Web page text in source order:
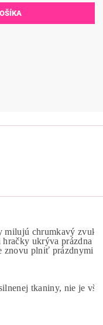
milujú chrumkavý zvuk
hračky ukrýva prázdna
znovu plniť prázdnymi
tkaniny, nie je